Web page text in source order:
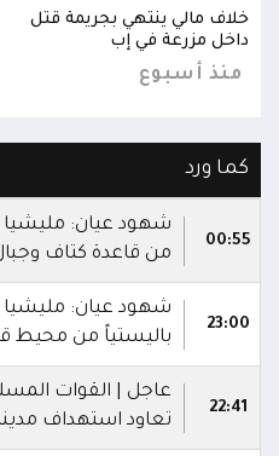
خلاف مالي ينتهي بجريمة قتل
داخل مزرعة في إب
منذ أسبوع
كما ورد
00:55
شهود عيان:
من قاعدة كتاف
23:00
شهود عيان: مليشيا
باليستياً من محيط
22:41
عاجل | القوات
تعاود استهداف